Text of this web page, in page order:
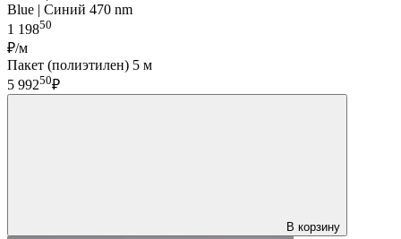
Blue | Синий 470 nm
1 19850
₽/м
Пакет (полиэтилен) 5 м
5 99250₽
В корзину